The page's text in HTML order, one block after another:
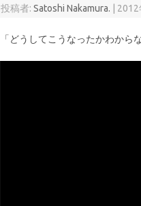
投稿者:Satoshi Nakamura. 2012
「どうしてこうなったかわから